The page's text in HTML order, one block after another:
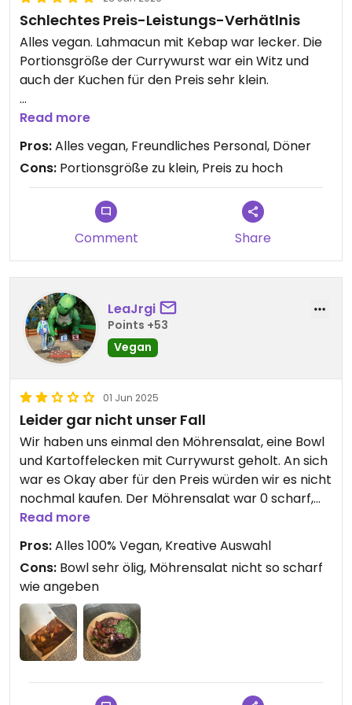
there are stairs at the front door. maybe they
have a ramp? ♿❔there is no toilet but across the
street is the library and they usually don't mind
strangers to use their restroom
Schlechtes Preis-Leistungs-Verhätlnis
Alles vegan. Lahmacun mit Kebap war lecker. Die
Portionsgröße der Currywurst war ein Witz und
auch der Kuchen für den Preis sehr klein.
Personal war freundlich. Kebap/Lahmacun würde
ich dort nochmal holen.
Nachtrag: Lahmacun mit Kebab war beim zweiten
Mal auch viel zu wenig :(
Hoffe der Laden verbessert sein Preis-Leistungs-
Verhältnis noch, denn ein veganer Laden würde
Read more
Pros:Alles vegan, Freundliches Personal, Döner
Cons: Portionsgröße zu klein, Preis zu hoch
Comment Share
LeaJrgi
Points +53
Vegan
01 Jun 2025
Leider gar nicht unser Fall
Wir haben uns einmal den Möhrensalat, eine Bowl
und Kartoffelecken mit Currywurst geholt. An sich
war es Okay aber für den Preis würden wir es nicht
nochmal kaufen. Der Möhrensalat war 0 scharf,
die Bowl sehr ölig und die Currywurst sehr bissfest.
Für uns wars leider nichts würde aber jetzt nicht
abraten dort zu bestellen. An sich finde ich ein rein
Veganes lokal in Dinslaken super und hoffe dass
andere mehr daran gefallen finden.😄
Read more
Pros:Alles 100% Vegan, Kreative Auswahl
Cons: Bowl sehr ölig, Möhrensalat nicht so scharf
wie angeben